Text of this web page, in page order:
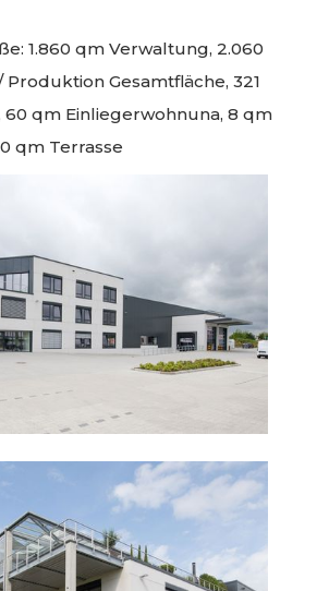
1.860 qm Verwaltung, 2.060
Gesamtfläche, 321
60 qm Einliegerwohnuna, 8 qm
qm Terrasse